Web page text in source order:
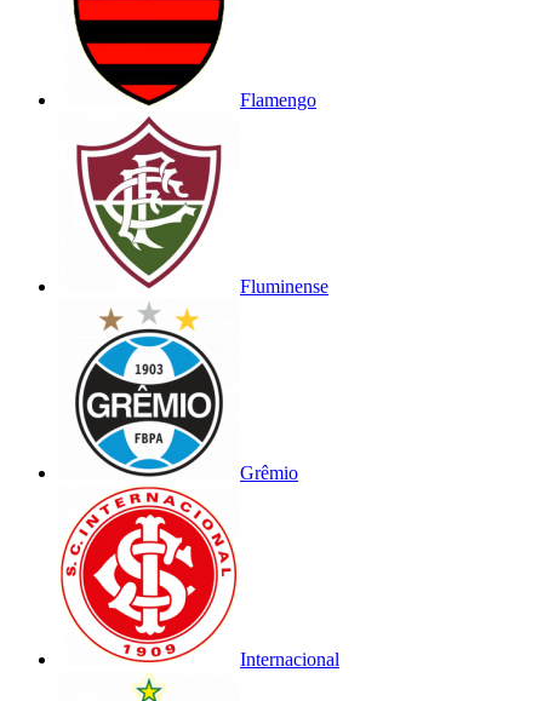
Flamengo
Fluminense
Grêmio
Internacional